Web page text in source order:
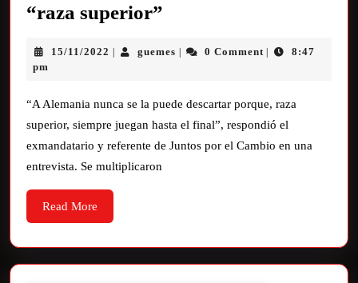
“raza superior”
15/11/2022 | guemes | 0 Comment |
8:47
pm
“A Alemania nunca se la puede descartar porque, raza
superior, siempre juegan hasta el final”, respondió el
exmandatario y referente de Juntos por el Cambio en una
entrevista. Se multiplicaron
Read More